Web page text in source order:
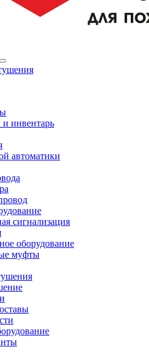
инвентарь
автоматики
сигнализация
оборудование
муфты